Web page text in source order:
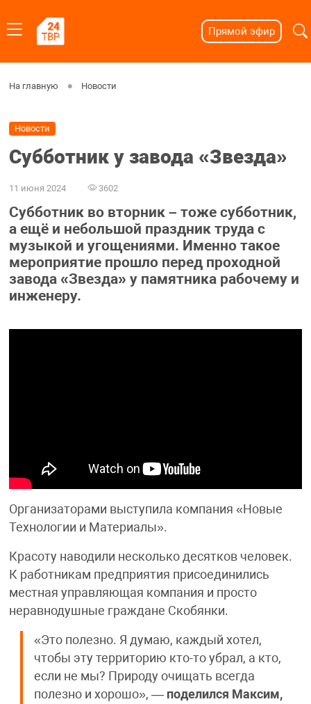
Прямой эфир
На главную Новости
Новости
Субботник у завода «Звезда»
11 июня 2024 3602
Субботник во вторник – тоже субботник,
а ещё и небольшой праздник труда с
музыкой и угощениями. Именно такое
мероприятие прошло перед проходной
завода «Звезда» у памятника рабочему и
инженеру.
Организаторами выступила компания «Новые
Технологии и Материалы».
Красоту наводили несколько десятков человек.
К работникам предприятия присоединились
местная управляющая компания и просто
неравнодушные граждане Скобянки.
«Это полезно. Я думаю, каждый хотел,
чтобы эту территорию кто-то убрал, а кто,
если не мы? Природу очищать всегда
полезно и хорошо», — поделился Максим,